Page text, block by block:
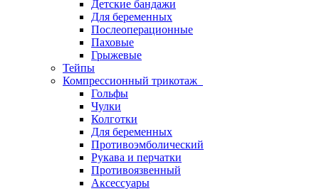
Детские бандажи
Для беременных
Послеоперационные
Паховые
Грыжевые
Тейпы
Компрессионный трикотаж
Гольфы
Чулки
Колготки
Для беременных
Противоэмболический
Рукава и перчатки
Противоязвенный
Аксессуары